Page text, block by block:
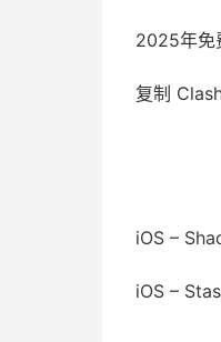
2025年免
复制
iOS –
iOS –